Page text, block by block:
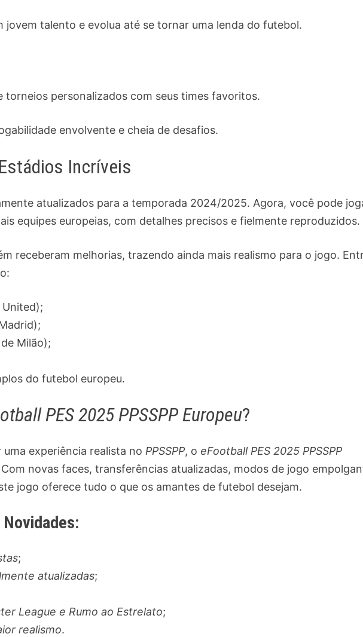
jovem talento e evolua até se tornar uma lenda do futebol.
torneios personalizados com seus times favoritos.
envolvente e cheia de desafios.
Incríveis
atualizados para a temporada 2024/2025. Agora, você pode
equipes europeias, com detalhes precisos e fielmente reproduzidos.
receberam melhorias, trazendo ainda mais realismo para o jogo.
Milão);
do futebol europeu.
PES 2025 PPSSPP Europeu?
experiência realista no PPSSPP, o eFootball PES 2025 PPSSPP
novas faces, transferências atualizadas, modos de jogo
jogo oferece tudo o que os amantes de futebol desejam.
;
atualizadas;
League e Rumo ao Estrelato;
realismo.